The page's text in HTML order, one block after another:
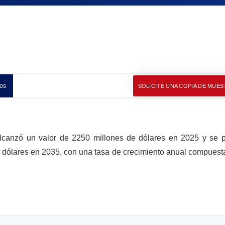
SOLICITE UNA COPIA DE
un valor de 2250 millones de dólares en 2025 y se
en 2035, con una tasa de crecimiento anual